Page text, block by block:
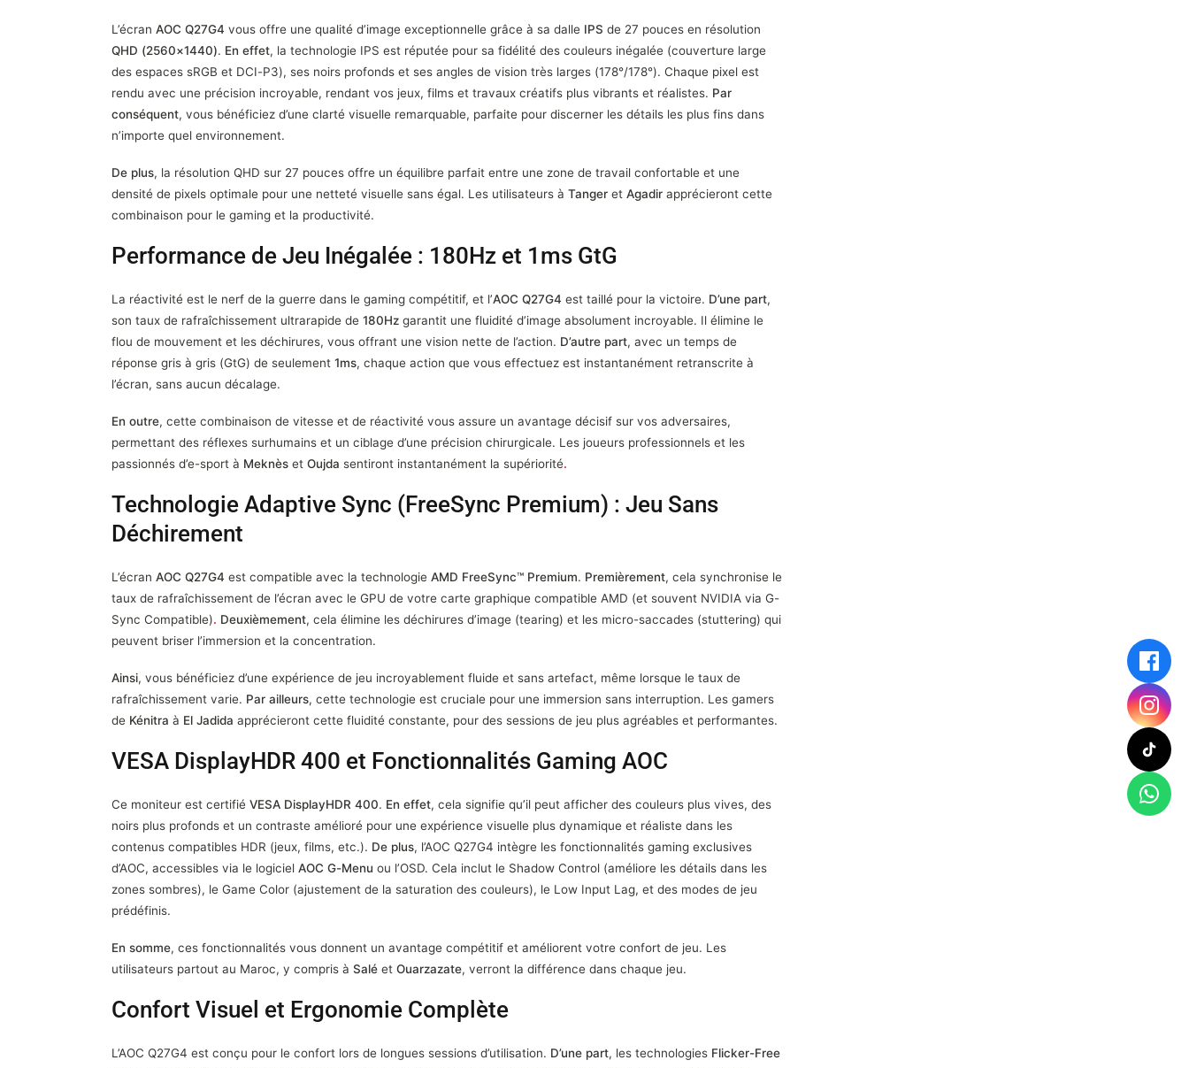
L’écran AOC Q27G4 vous offre une qualité d’image exceptionnelle grâce à sa dalle IPS de 27 pouces en résolution
QHD (2560×1440). En effet, la technologie IPS est réputée pour sa fidélité des couleurs inégalée (couverture large
des espaces sRGB et DCI-P3), ses noirs profonds et ses angles de vision très larges (178°/178°). Chaque pixel est
rendu avec une précision incroyable, rendant vos jeux, films et travaux créatifs plus vibrants et réalistes. Par
conséquent, vous bénéficiez d’une clarté visuelle remarquable, parfaite pour discerner les détails les plus fins dans
n’importe quel environnement.
De plus, la résolution QHD sur 27 pouces offre un équilibre parfait entre une zone de travail confortable et une
densité de pixels optimale pour une netteté visuelle sans égal. Les utilisateurs à Tanger et Agadir apprécieront cette
combinaison pour le gaming et la productivité.
Performance de Jeu Inégalée : 180Hz et 1ms GtG
La réactivité est le nerf de la guerre dans le gaming compétitif, et l’AOC Q27G4 est taillé pour la victoire. D’une part,
son taux de rafraîchissement ultrarapide de 180Hz garantit une fluidité d’image absolument incroyable. Il élimine le
flou de mouvement et les déchirures, vous offrant une vision nette de l’action. D’autre part, avec un temps de
réponse gris à gris (GtG) de seulement 1ms, chaque action que vous effectuez est instantanément retranscrite à
l’écran, sans aucun décalage.
En outre, cette combinaison de vitesse et de réactivité vous assure un avantage décisif sur vos adversaires,
permettant des réflexes surhumains et un ciblage d’une précision chirurgicale. Les joueurs professionnels et les
passionnés d’e-sport à Meknès et Oujda sentiront instantanément la supériorité.
Technologie Adaptive Sync (FreeSync Premium) : Jeu Sans
Déchirement
L’écran AOC Q27G4 est compatible avec la technologie AMD FreeSync™ Premium. Premièrement, cela synchronise le
taux de rafraîchissement de l’écran avec le GPU de votre carte graphique compatible AMD (et souvent NVIDIA via G-
Sync Compatible). Deuxièmement, cela élimine les déchirures d’image (tearing) et les micro-saccades (stuttering) qui
peuvent briser l’immersion et la concentration.
Ainsi, vous bénéficiez d’une expérience de jeu incroyablement fluide et sans artefact, même lorsque le taux de
rafraîchissement varie. Par ailleurs, cette technologie est cruciale pour une immersion sans interruption. Les gamers
de Kénitra à El Jadida apprécieront cette fluidité constante, pour des sessions de jeu plus agréables et performantes.
VESA DisplayHDR 400 et Fonctionnalités Gaming AOC
Ce moniteur est certifié VESA DisplayHDR 400. En effet, cela signifie qu’il peut afficher des couleurs plus vives, des
noirs plus profonds et un contraste amélioré pour une expérience visuelle plus dynamique et réaliste dans les
contenus compatibles HDR (jeux, films, etc.). De plus, l’AOC Q27G4 intègre les fonctionnalités gaming exclusives
d’AOC, accessibles via le logiciel AOC G-Menu ou l’OSD. Cela inclut le Shadow Control (améliore les détails dans les
zones sombres), le Game Color (ajustement de la saturation des couleurs), le Low Input Lag, et des modes de jeu
prédéfinis.
En somme, ces fonctionnalités vous donnent un avantage compétitif et améliorent votre confort de jeu. Les
utilisateurs partout au Maroc, y compris à Salé et Ouarzazate, verront la différence dans chaque jeu.
Confort Visuel et Ergonomie Complète
L’AOC Q27G4 est conçu pour le confort lors de longues sessions d’utilisation. D’une part, les technologies Flicker-Free